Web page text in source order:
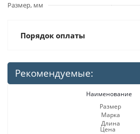
Размер, мм
Порядок оплаты
Рекомендуемые:
Наименование
Размер
Марка
Длина
Цена